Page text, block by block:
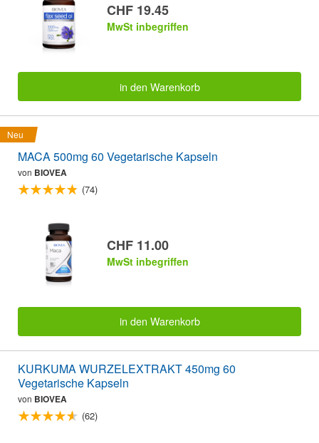
CHF 19.45
MwSt inbegriffen
in den Warenkorb
Neu
MACA 500mg 60 Vegetarische Kapseln
von BIOVEA
(74)
CHF 11.00
MwSt inbegriffen
in den Warenkorb
KURKUMA WURZELEXTRAKT 450mg 60
Vegetarische Kapseln
von BIOVEA
(62)